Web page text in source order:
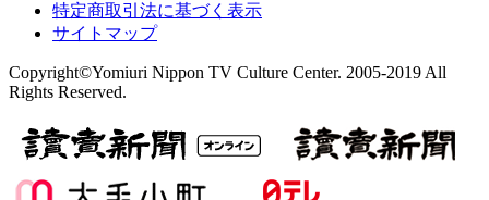
特定商取引法に基づく表示
サイトマップ
Copyright©Yomiuri Nippon TV Culture Center. 2005-2019 All
Rights Reserved.